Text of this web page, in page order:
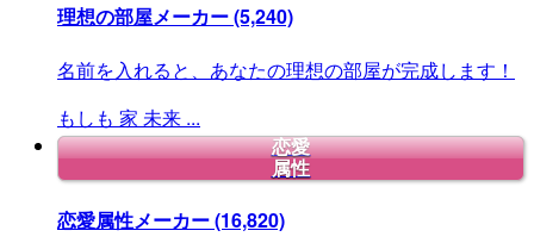
理想の部屋メーカー(5,240)
名前を入れると、あなたの理想の部屋が完成します！
もしも 家 未来 ...
恋愛
属性
恋愛属性メーカー(16,820)